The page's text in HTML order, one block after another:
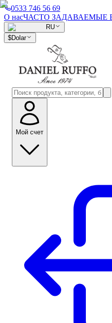
0533 746 56 69
О насЧАСТО ЗАДАВАЕМЫЕ
RU
$Dolar
Мой счет